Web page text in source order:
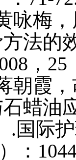
梅，
法的
，25
霞，
蜡油
.国际
：